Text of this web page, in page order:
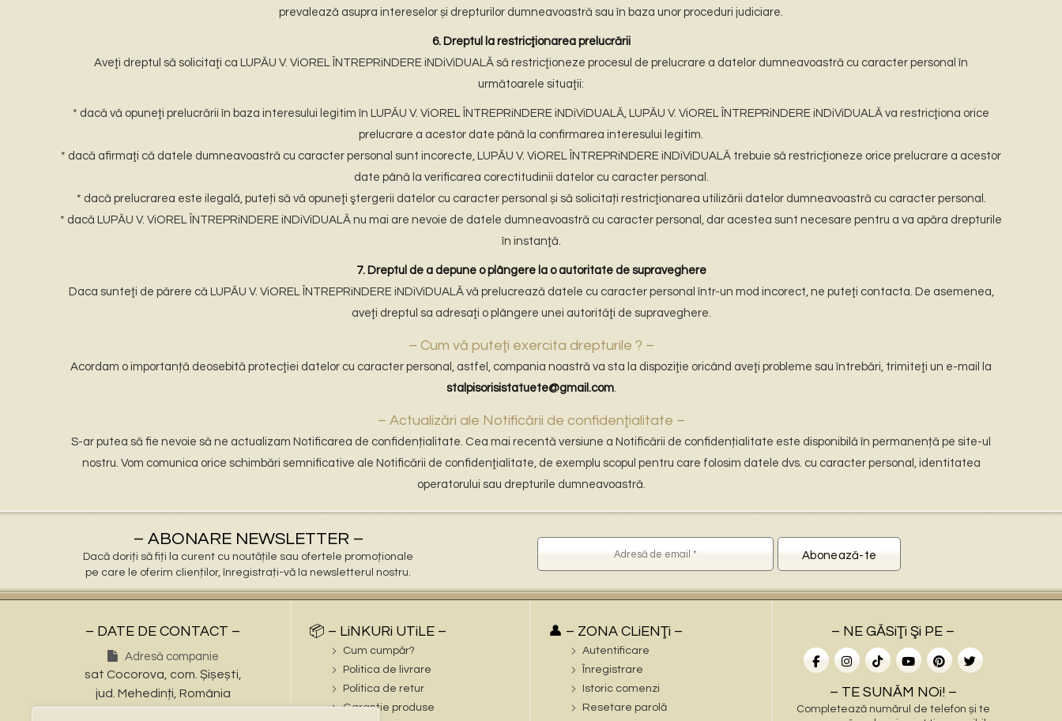
prevalează asupra intereselor și drepturilor dumneavoastră sau în baza unor proceduri judiciare.
6. Dreptul la restricţionarea prelucrării
Aveţi dreptul să solicitaţi ca LUPĂU V. ViOREL ÎNTREPRiNDERE iNDiViDUALĂ să restricţioneze procesul de prelucrare a datelor dumneavoastră cu caracter personal în
următoarele situaţii:
* dacă vă opuneţi prelucrării în baza interesului legitim în LUPĂU V. ViOREL ÎNTREPRiNDERE iNDiViDUALĂ, LUPĂU V. ViOREL ÎNTREPRiNDERE iNDiViDUALĂ va restricţiona orice
prelucrare a acestor date până la confirmarea interesului legitim.
* dacă afirmaţi că datele dumneavoastră cu caracter personal sunt incorecte, LUPĂU V. ViOREL ÎNTREPRiNDERE iNDiViDUALĂ trebuie să restricţioneze orice prelucrare a acestor
date până la verificarea corectitudinii datelor cu caracter personal.
* dacă prelucrarea este ilegală, puteți să vă opuneţi ştergerii datelor cu caracter personal și să solicitați restricţionarea utilizării datelor dumneavoastră cu caracter personal.
* dacă LUPĂU V. ViOREL ÎNTREPRiNDERE iNDiViDUALĂ nu mai are nevoie de datele dumneavoastră cu caracter personal, dar acestea sunt necesare pentru a va apăra drepturile
în instanţă.
7. Dreptul de a depune o plângere la o autoritate de supraveghere
Daca sunteţi de părere că LUPĂU V. ViOREL ÎNTREPRiNDERE iNDiViDUALĂ vă prelucrează datele cu caracter personal într-un mod incorect, ne puteţi contacta. De asemenea,
aveţi dreptul sa adresaţi o plângere unei autorităţi de supraveghere.
– Cum vă puteţi exercita drepturile ? –
Acordam o importanță deosebită protecţiei datelor cu caracter personal, astfel, compania noastră va sta la dispoziţie oricând aveţi probleme sau întrebări, trimiteţi un e-mail la
stalpisorisistatuete@gmail.com.
– Actualizări ale Notificării de confidenţialitate –
S-ar putea să fie nevoie să ne actualizam Notificarea de confidențialitate. Cea mai recentă versiune a Notificării de confidențialitate este disponibilă în permanență pe site-ul
nostru. Vom comunica orice schimbări semnificative ale Notificării de confidenţialitate, de exemplu scopul pentru care folosim datele dvs. cu caracter personal, identitatea
operatorului sau drepturile dumneavoastră.
– ABONARE NEWSLETTER –
Dacă doriți să fiți la curent cu noutățile sau ofertele promoționale
pe care le oferim clienților, înregistrați-vă la newsletterul nostru.
– DATE DE CONTACT –
Adresă companie
sat Cocorova, com. Șișești,
jud. Mehedinți, România
📦 – LiNKURi UTiLE –
Cum cumpăr?
Politica de livrare
Politica de retur
Garanție produse
👤 – ZONA CLiENŢi –
Autentificare
Înregistrare
Istoric comenzi
Resetare parolă
– NE GĂSiŢi Şi PE –
– TE SUNĂM NOi! –
Completează numărul de telefon și te